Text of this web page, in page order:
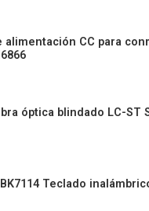
alimentación CC para
óptica blindado LC-ST
Teclado